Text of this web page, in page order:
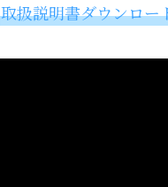
取扱説明書ダウンロー